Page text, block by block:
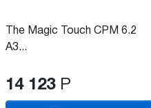
The Magic Touch CPM 6.2
A3...
14 123 Р